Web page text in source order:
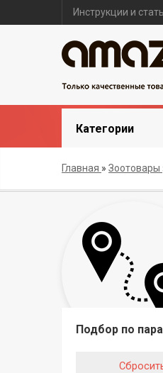
Инструкции и
Категории
Главная » Зоотовары
Подбор по